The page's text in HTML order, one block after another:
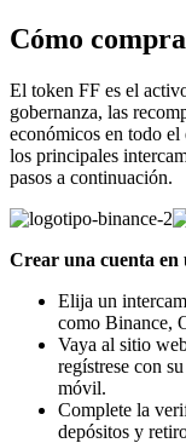
Cómo
El token FF es el
gobernanza, las
económicos en todo el
los principales
pasos a continuación.
Crear una cuenta en
Elija un
como Binance,
Vaya al sitio
regístrese con
móvil.
Complete la
depósitos y